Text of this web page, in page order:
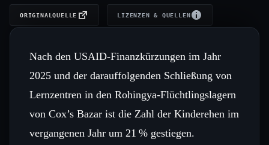
ORIGINALQUELLE LIZENZEN & QUELLEN
Nach den USAID‑Finanzkürzungen im Jahr
2025 und der darauffolgenden Schließung von
Lernzentren in den Rohingya‑Flüchtlingslagern
von Cox’s Bazar ist die Zahl der Kinderehen im
vergangenen Jahr um 21 % gestiegen.